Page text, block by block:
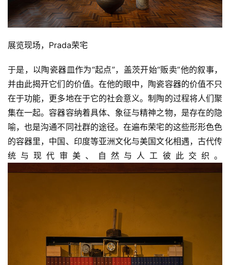
展览现场，Prada荣宅
于是，以陶瓷器皿作为“起点”，盖茨开始“贩卖”他的叙事，
并由此揭开它们的价值。在他的眼中，陶瓷容器的价值不只
在于功能，更多地在于它的社会意义。制陶的过程将人们聚
集在一起。容器容纳着具体、象征与精神之物，是存在的隐
喻，也是沟通不同社群的途径。在遍布荣宅的这些形形色色
的容器里，中国、印度等亚洲文化与美国文化相遇，古代传
统与现代审美、自然与人工彼此交织。